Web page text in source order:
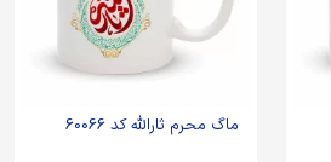
ماگ محرم ثارالله کد 60066